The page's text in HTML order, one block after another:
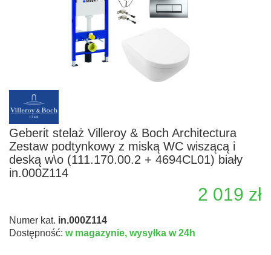
Geberit stelaż Villeroy & Boch Architectura
Zestaw podtynkowy z miską WC wiszącą i
deską w\o (111.170.00.2 + 4694CL01) biały
in.000Z114
2 019 zł
Numer kat. in.000Z114
Dostępność: w magazynie, wysyłka w 24h